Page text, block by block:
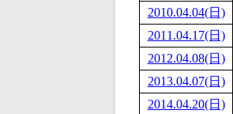
2010.04.04(日)
2011.04.17(日)
2012.04.08(日)
2013.04.07(日)
2014.04.20(日)